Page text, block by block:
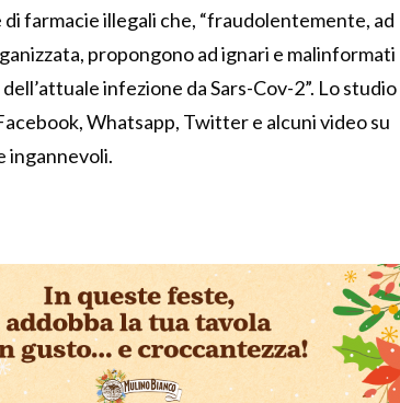
farmacie illegali che, “fraudolentemente, ad
propongono ad ignari e malinformati
infezione da Sars-Cov-2”. Lo studio
Whatsapp, Twitter e alcuni video su
ingannevoli.